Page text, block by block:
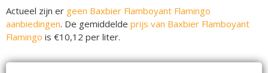
Actueel zijn er geen Baxbier Flamboyant Flamingo
aanbiedingen. De gemiddelde prijs van Baxbier Flamboyant
Flamingo is €10,12 per liter.